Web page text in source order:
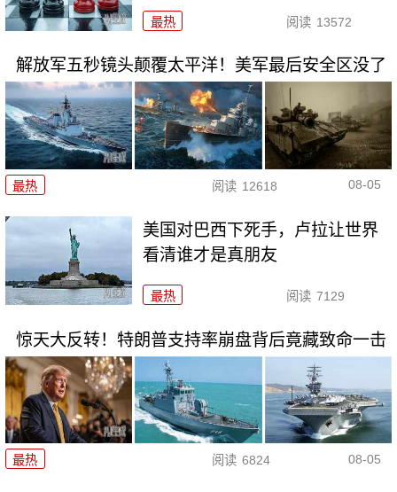
最热 阅读 13572
解放军五秒镜头颠覆太平洋！美军最后安全区没了
最热 阅读 12618 08-05
美国对巴西下死手，卢拉让世界
看清谁才是真朋友
最热 阅读 7129
惊天大反转！特朗普支持率崩盘背后竟藏致命一击
最热 阅读 6824 08-05